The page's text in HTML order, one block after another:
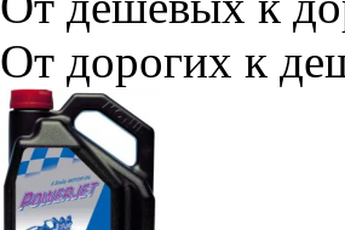
От дорогих к